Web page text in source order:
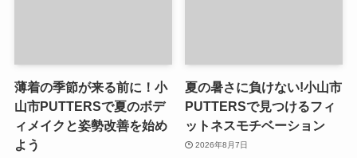
薄着の季節が来る前に！小
山市PUTTERSで夏のボデ
ィメイクと姿勢改善を始め
よう
夏の暑さに負けない!小山市
PUTTERSで見つけるフィ
ットネスモチベーション
2026年8月7日